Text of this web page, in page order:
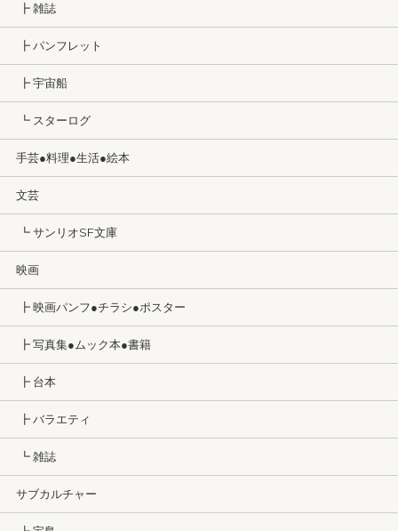
┣ 雑誌
┣ パンフレット
┣ 宇宙船
┗ スターログ
手芸●料理●生活●絵本
文芸
┗ サンリオSF文庫
映画
┣ 映画パンフ●チラシ●ポスター
┣ 写真集●ムック本●書籍
┣ 台本
┣ バラエティ
┗ 雑誌
サブカルチャー